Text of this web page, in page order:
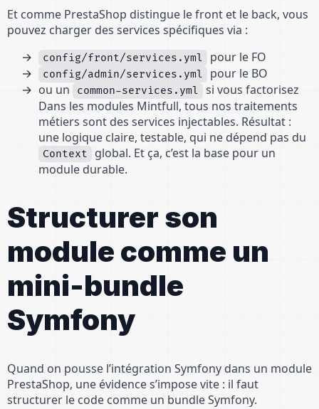
Et comme PrestaShop distingue le front et le back, vous
pouvez charger des services spécifiques via :
config/front/services.yml pour le FO
config/admin/services.yml
pour le BO
ou un
common-services.yml
si vous factorisez
Dans les modules Mintfull, tous nos traitements
métiers sont des services injectables. Résultat :
une logique claire, testable, qui ne dépend pas du
Context
global. Et ça, c’est la base pour un
module durable.
Structurer son
module comme un
mini-bundle
Symfony
Quand on pousse l’intégration Symfony dans un module
PrestaShop, une évidence s’impose vite : il faut
structurer le code comme un bundle Symfony.